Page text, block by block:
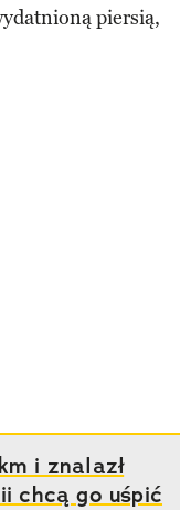
piersią,
i znalazł
chcą go uśpić